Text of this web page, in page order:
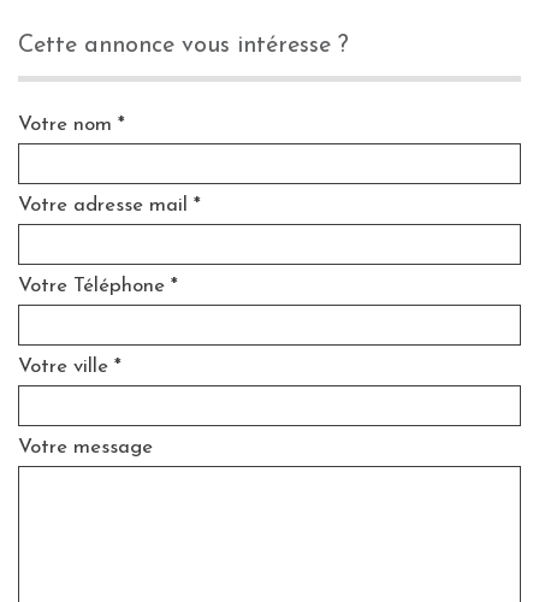
cette annonce vous intéresse ?
Votre nom *
Votre adresse mail *
Votre Téléphone *
Votre ville *
Votre message